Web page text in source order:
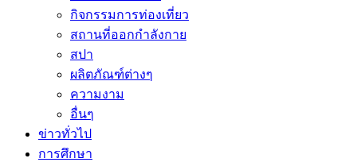
กิจกรรมการท่องเที่ยว
สถานที่ออกกำลังกาย
สปา
ผลิตภัณฑ์ต่างๆ
ความงาม
อื่นๆ
ข่าวทั่วไป
การศึกษา